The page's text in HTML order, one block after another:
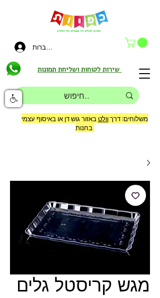
להתחברות
משלוחים: דרךוולט באזור גוש דן או באיסוף עצמי
בחנות
מגש קריסטל גלים